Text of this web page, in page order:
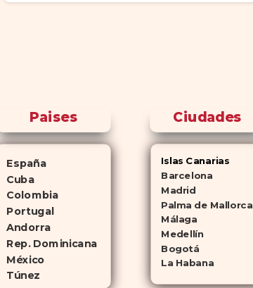
Paises
España
Cuba
Colombia
Portugal
Andorra
Rep. Dominicana
México
Túnez
Ciudades
Islas Canarias
Barcelona
Madrid
Palma de Mallorca
Málaga
Medellín
Bogotá
La Habana